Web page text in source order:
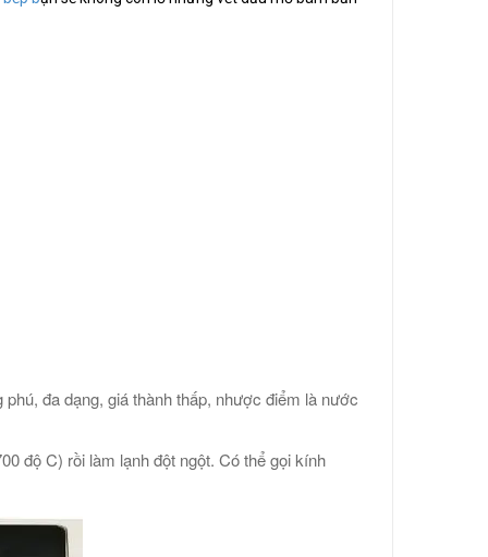
đa dạng, giá thành thấp, nhược điểm là nước
độ C) rồi làm lạnh đột ngột. Có thể gọi kính